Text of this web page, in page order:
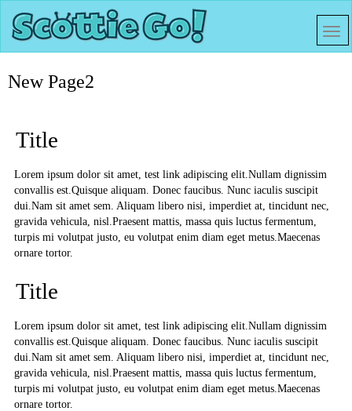
New Page2
Title
Lorem ipsum dolor sit amet, test link adipiscing elit.Nullam dignissim
convallis est.Quisque aliquam. Donec faucibus. Nunc iaculis suscipit
dui.Nam sit amet sem. Aliquam libero nisi, imperdiet at, tincidunt nec,
gravida vehicula, nisl.Praesent mattis, massa quis luctus fermentum,
turpis mi volutpat justo, eu volutpat enim diam eget metus.Maecenas
ornare tortor.
Title
Lorem ipsum dolor sit amet, test link adipiscing elit.Nullam dignissim
convallis est.Quisque aliquam. Donec faucibus. Nunc iaculis suscipit
dui.Nam sit amet sem. Aliquam libero nisi, imperdiet at, tincidunt nec,
gravida vehicula, nisl.Praesent mattis, massa quis luctus fermentum,
turpis mi volutpat justo, eu volutpat enim diam eget metus.Maecenas
ornare tortor.